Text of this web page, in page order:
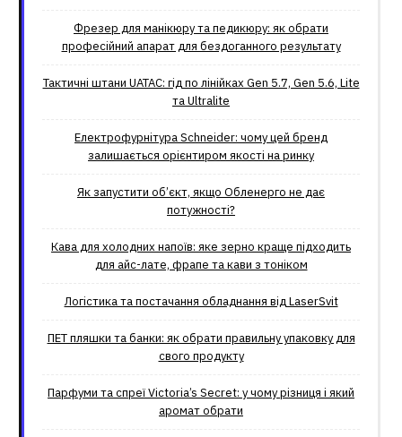
Фрезер для манікюру та педикюру: як обрати
професійний апарат для бездоганного результату
Тактичні штани UATAC: гід по лінійках Gen 5.7, Gen 5.6, Lite
та Ultralite
Електрофурнітура Schneider: чому цей бренд
залишається орієнтиром якості на ринку
Як запустити об’єкт, якщо Обленерго не дає
потужності?
Кава для холодних напоїв: яке зерно краще підходить
для айс-лате, фрапе та кави з тоніком
Логістика та постачання обладнання від LaserSvit
ПЕТ пляшки та банки: як обрати правильну упаковку для
свого продукту
Парфуми та спреї Victoria’s Secret: у чому різниця і який
аромат обрати